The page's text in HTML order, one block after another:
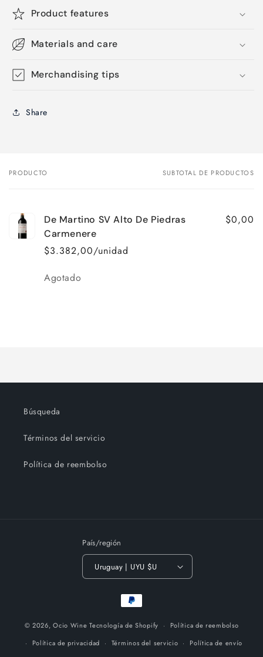
Product features
Materials and care
Merchandising tips
Share
Tu
PRODUCTO SUBTOTAL DE PRODUCTOS
De Martino SV Alto De Piedras
Carmenere
$3.382,00/unidad
$0,00
Cantidad
Agotado
Búsqueda
Términos del servicio
Política de reembolso
País/región
Uruguay | UYU $U
Formas
de
pago
© 2026,Ocio Wine Tecnología de Shopify
Política de reembolso
Política de privacidad
Términos del servicio Política de envío